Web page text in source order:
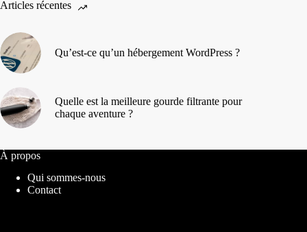
Articles récentes
Qu’est-ce qu’un hébergement WordPress ?
Quelle est la meilleure gourde filtrante pour
chaque aventure ?
À propos
Qui sommes-nous
Contact